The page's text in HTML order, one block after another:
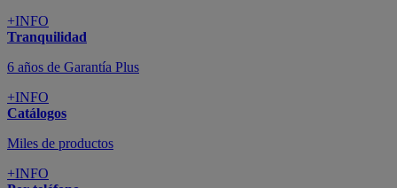
+INFO
Tranquilidad
6 años de Garantía Plus
+INFO
Catálogos
Miles de productos
+INFO